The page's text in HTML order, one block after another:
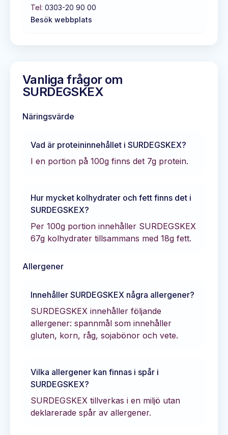
Tel: 0303-20 90 00
Besök webbplats
Vanliga frågor om
SURDEGSKEX
Näringsvärde
Vad är proteininnehållet i SURDEGSKEX?
I en portion på 100g finns det 7g protein.
Hur mycket kolhydrater och fett finns det i
SURDEGSKEX?
Per 100g portion innehåller SURDEGSKEX
67g kolhydrater tillsammans med 18g fett.
Allergener
Innehåller SURDEGSKEX några allergener?
SURDEGSKEX innehåller följande
allergener: spannmål som innehåller
gluten, korn, råg, sojabönor och vete.
Vilka allergener kan finnas i spår i
SURDEGSKEX?
SURDEGSKEX tillverkas i en miljö utan
deklarerade spår av allergener.